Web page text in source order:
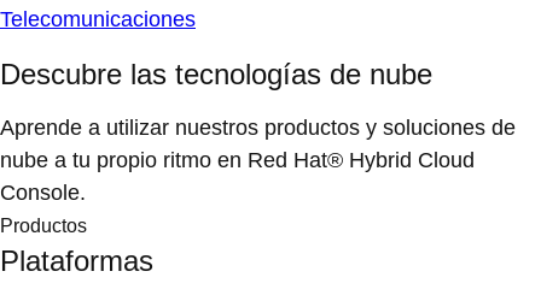
Telecomunicaciones
Descubre las tecnologías de nube
Aprende a utilizar nuestros productos y soluciones de
nube a tu propio ritmo en Red Hat® Hybrid Cloud
Console.
Productos
Plataformas